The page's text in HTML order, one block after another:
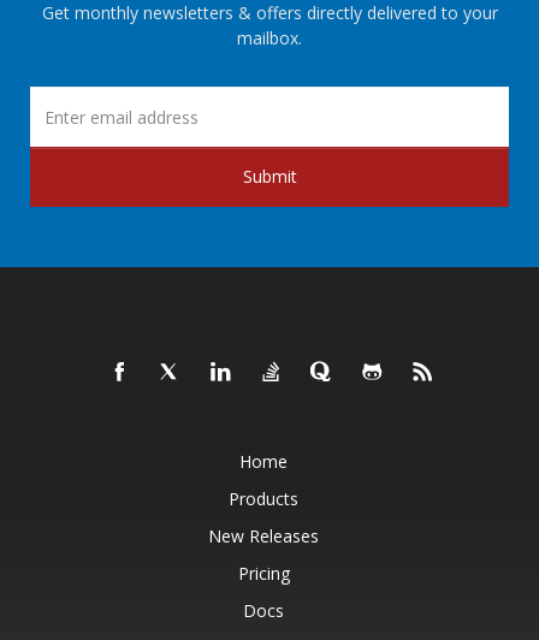
Get monthly newsletters & offers directly delivered to your
mailbox.
Submit
Home
Products
New Releases
Pricing
Docs